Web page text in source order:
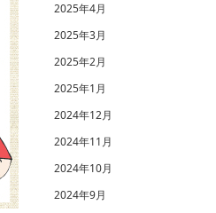
2025年4月
2025年3月
2025年2月
2025年1月
2024年12月
2024年11月
2024年10月
2024年9月